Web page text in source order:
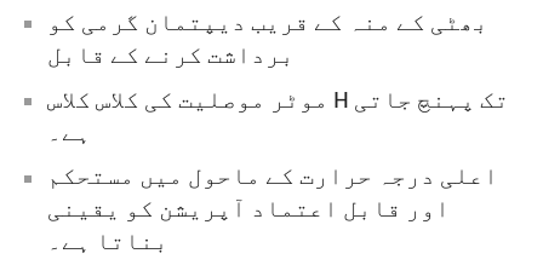
بھٹی کے منہ کے قریب دیپتمان گرمی کو
برداشت کرنے کے قابل
موٹر موصلیت کی کلاس کلاس H تک پہنچ جاتی
ہے۔
اعلی درجہ حرارت کے ماحول میں مستحکم
اور قابل اعتماد آپریشن کو یقینی
بناتا ہے۔